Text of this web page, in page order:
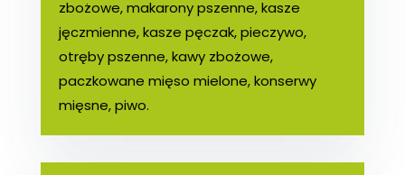
zbożowe, makarony pszenne, kasze
jęczmienne, kasze pęczak, pieczywo,
otręby pszenne, kawy zbożowe,
paczkowane mięso mielone, konserwy
mięsne, piwo.